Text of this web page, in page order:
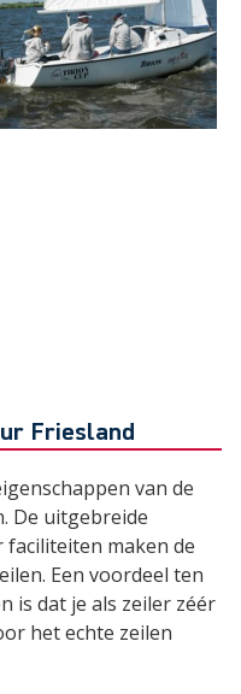
Friesland
van de
De uitgebreide
maken de
Een voordeel ten
is dat je als zeiler zéér
het echte zeilen